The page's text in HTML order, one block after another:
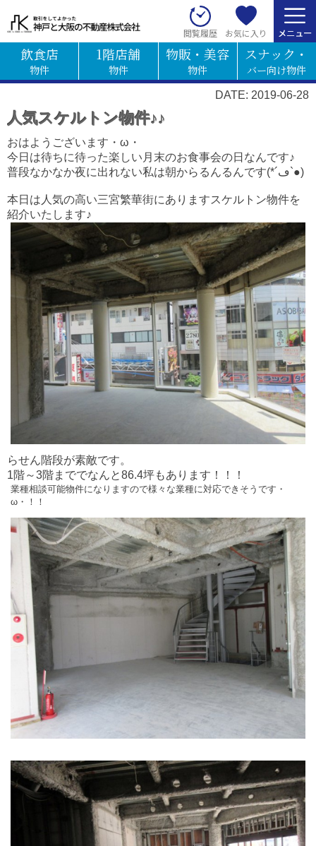
閲覧履歴 お気に入り
飲食店
物件
1階店舗
物件
物販・美容
物件
スナック・
バー向け物件
DATE: 2019-06-28
人気スケルトン物件♪♪
おはようございます・ω・
今日は待ちに待った楽しい月末のお食事会の日なんです♪
普段なかなか夜に出れない私は朝からるんるんです(*´ڡ`●)
本日は人気の高い三宮繁華街にありますスケルトン物件を
紹介いたします♪
らせん階段が素敵です。
1階～3階まででなんと86.4坪もあります！！！
業種相談可能物件になりますので様々な業種に対応できそうです・
ω・！！